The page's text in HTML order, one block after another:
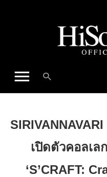
เปิดตัวคอลเล
‘S’CRAFT: